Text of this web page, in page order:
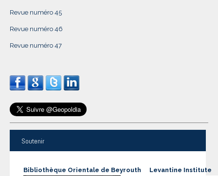
Revue numéro 45
Revue numéro 46
Revue numéro 47
Soutenir
Bibliothèque Orientale de Beyrouth Levantine Institute